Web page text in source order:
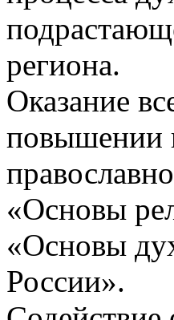
региона.
Оказание
повышении
«Основы
«Основы
России».